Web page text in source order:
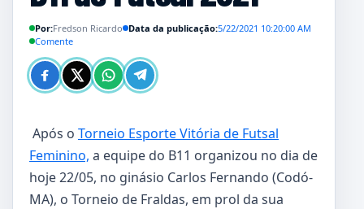
Por:Fredson Ricardo Data da publicação:5/22/2021 10:20:00 AM
Comente
Após o Torneio Esporte Vitória de Futsal
Feminino, a equipe do B11 organizou no dia de
hoje 22/05, no ginásio Carlos Fernando (Codó-
MA), o Torneio de Fraldas, em prol da sua